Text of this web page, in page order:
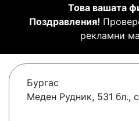
Това вашата
Поздравления!
рекламни
Бургас
Меден Рудник, 531 бл.,